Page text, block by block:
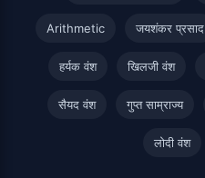
Arithmetic जयशंकर प्रसाद
हर्यक वंश खिलजी वंश
सैयद वंश गुप्त साम्राज्य
लोदी वंश